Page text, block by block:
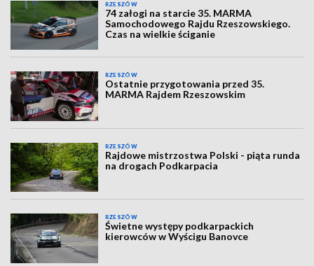
RZESZÓW
74 załogi na starcie 35. MARMA
Samochodowego Rajdu Rzeszowskiego.
Czas na wielkie ściganie
RZESZÓW
Ostatnie przygotowania przed 35.
MARMA Rajdem Rzeszowskim
RZESZÓW
Rajdowe mistrzostwa Polski - piąta runda
na drogach Podkarpacia
RZESZÓW
Świetne występy podkarpackich
kierowców w Wyścigu Banovce